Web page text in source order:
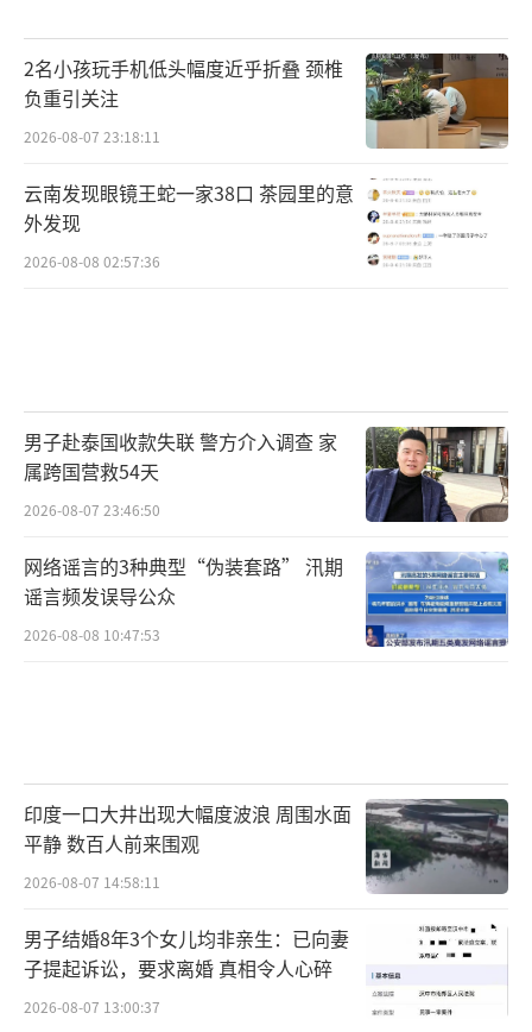
2名小孩玩手机低头幅度近乎折叠 颈椎
负重引关注
2026-08-07 23:18:11
云南发现眼镜王蛇一家38口 茶园里的意
外发现
2026-08-08 02:57:36
男子赴泰国收款失联 警方介入调查 家
属跨国营救54天
2026-08-07 23:46:50
网络谣言的3种典型“伪装套路” 汛期
谣言频发误导公众
2026-08-08 10:47:53
印度一口大井出现大幅度波浪 周围水面
平静 数百人前来围观
2026-08-07 14:58:11
男子结婚8年3个女儿均非亲生：已向妻
子提起诉讼，要求离婚 真相令人心碎
2026-08-07 13:00:37